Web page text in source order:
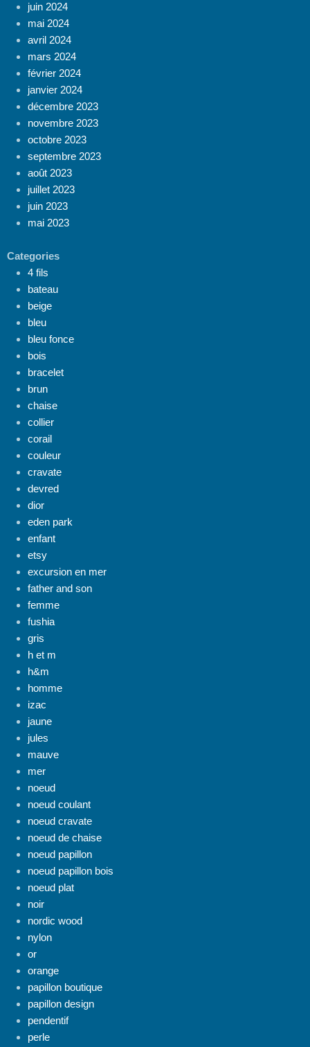
juin 2024
mai 2024
avril 2024
mars 2024
février 2024
janvier 2024
décembre 2023
novembre 2023
octobre 2023
septembre 2023
août 2023
juillet 2023
juin 2023
mai 2023
Categories
4 fils
bateau
beige
bleu
bleu fonce
bois
bracelet
brun
chaise
collier
corail
couleur
cravate
devred
dior
eden park
enfant
etsy
excursion en mer
father and son
femme
fushia
gris
h et m
h&m
homme
izac
jaune
jules
mauve
mer
noeud
noeud coulant
noeud cravate
noeud de chaise
noeud papillon
noeud papillon bois
noeud plat
noir
nordic wood
nylon
or
orange
papillon boutique
papillon design
pendentif
perle